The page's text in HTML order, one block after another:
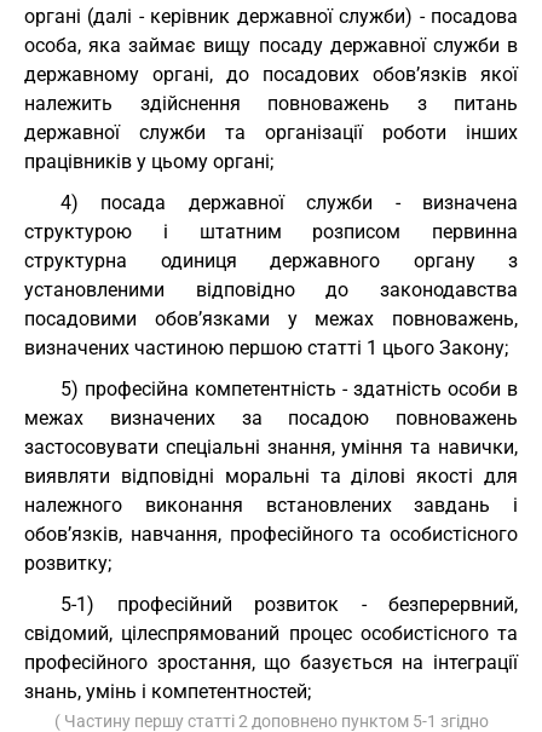
органі (далі - керівник державної служби) - посадова
особа, яка займає вищу посаду державної служби в
державному органі, до посадових обов’язків якої
належить здійснення повноважень з питань
державної служби та організації роботи інших
працівників у цьому органі;
4) посада державної служби - визначена
структурою і штатним розписом первинна
структурна одиниця державного органу з
установленими відповідно до законодавства
посадовими обов’язками у межах повноважень,
визначених частиною першою статті 1 цього Закону;
5) професійна компетентність - здатність особи в
межах визначених за посадою повноважень
застосовувати спеціальні знання, уміння та навички,
виявляти відповідні моральні та ділові якості для
належного виконання встановлених завдань і
обов’язків, навчання, професійного та особистісного
розвитку;
5-1) професійний розвиток - безперервний,
свідомий, цілеспрямований процес особистісного та
професійного зростання, що базується на інтеграції
знань, умінь і компетентностей;
( Частину першу статті 2 доповнено пунктом 5-1 згідно